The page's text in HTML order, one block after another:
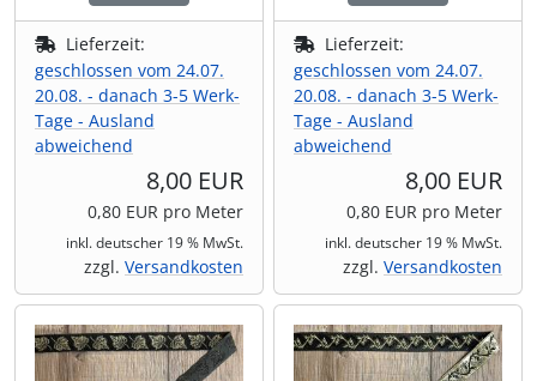
Lieferzeit:
geschlossen vom 24.07.
20.08. - danach 3-5 Werk-
Tage - Ausland
abweichend
8,00 EUR
0,80 EUR pro Meter
inkl. deutscher 19 % MwSt.
zzgl. Versandkosten
Lieferzeit:
geschlossen vom 24.07.
20.08. - danach 3-5 Werk-
Tage - Ausland
abweichend
8,00 EUR
0,80 EUR pro Meter
inkl. deutscher 19 % MwSt.
zzgl. Versandkosten